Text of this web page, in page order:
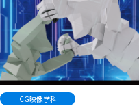
CG映像学科